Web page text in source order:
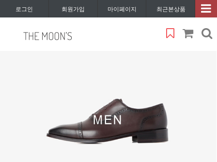
로그인 회원가입 마이페이지 최근본상품